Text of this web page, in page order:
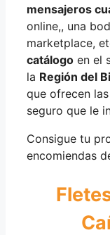
mensajeros
online,, una
marketplace,
catálogo en el
la Región del
que ofrecen
seguro que le
Consigue tu
encomiendas